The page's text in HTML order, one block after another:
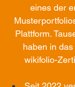
eines der
Plattform.
haben in
wikifolio-